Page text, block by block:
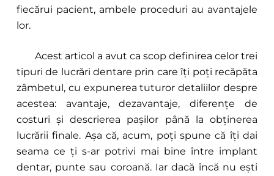
fiecărui pacient, ambele proceduri au avantajele
lor.
Acest articol a avut ca scop definirea celor trei
tipuri de lucrări dentare prin care îți poți recăpăta
zâmbetul, cu expunerea tuturor detaliilor despre
acestea: avantaje, dezavantaje, diferențe de
costuri și descrierea pașilor până la obținerea
lucrării finale. Așa că, acum, poți spune că îți dai
seama ce ți s-ar potrivi mai bine între implant
dentar, punte sau coroană. Iar dacă încă nu ești